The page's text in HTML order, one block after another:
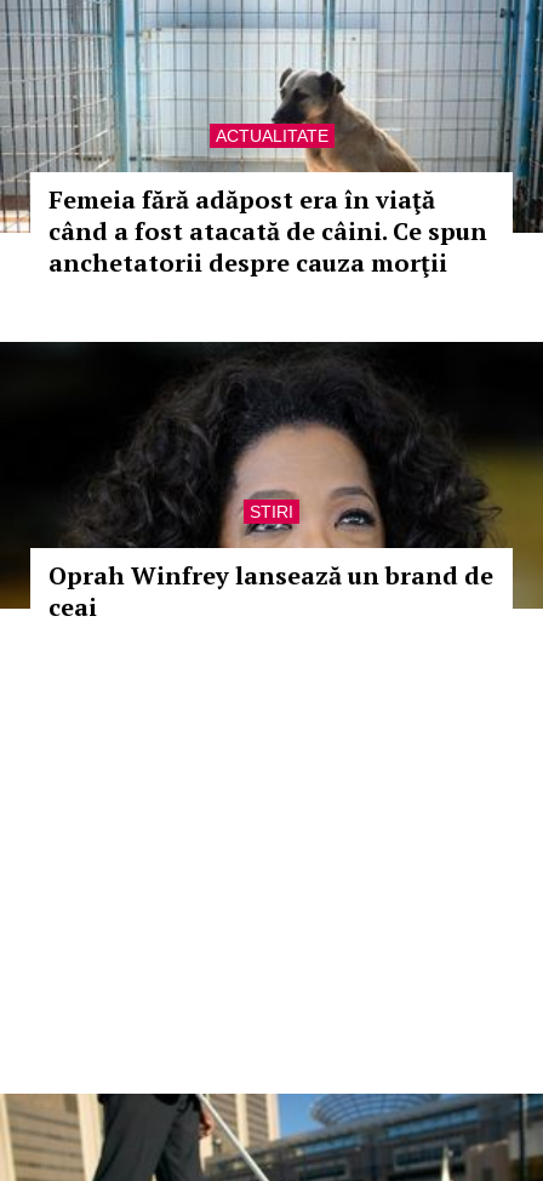
ACTUALITATE
Femeia fără adăpost era în viaţă
când a fost atacată de câini. Ce spun
anchetatorii despre cauza morţii
STIRI
Oprah Winfrey lansează un brand de
ceai